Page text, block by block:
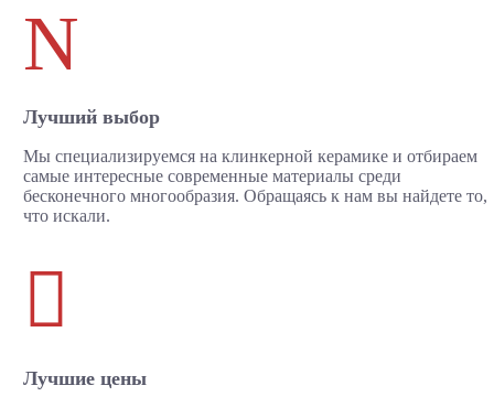
N
Лучший выбор
Мы специализируемся на клинкерной керамике и отбираем
самые интересные современные материалы среди
бесконечного многообразия. Обращаясь к нам вы найдете то,
что искали.

Лучшие цены